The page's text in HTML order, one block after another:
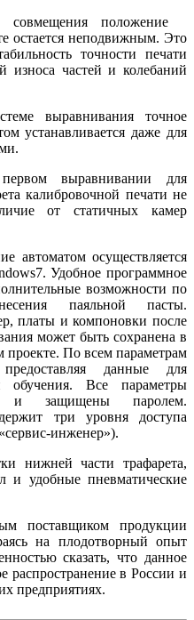
совмещения положение
остается неподвижным. Это
точности печати
частей и колебаний
выравнивания точное
устанавливается даже для
выравнивании для
калибровочной печати не
от статичных камер
автоматом осуществляется
Удобное программное
возможности по
паяльной пасты.
платы и компоновки после
может быть сохранена в
проекте. По всем параметрам
данные для
обучения. Все параметры
и защищены паролем.
три уровня доступа
инженер»).
нижней части трафарета,
и удобные пневматические
поставщиком продукции
на плодотворный опыт
сказать, что данное
распространение в России и
предприятиях.